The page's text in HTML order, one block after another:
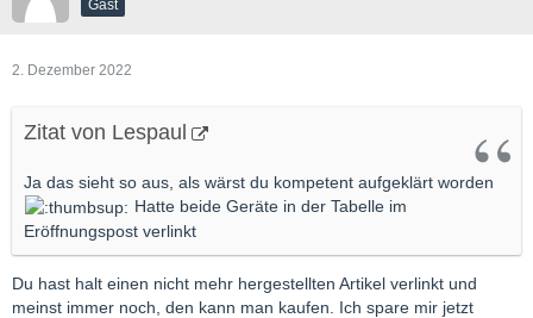
Gast
2. Dezember 2022
Zitat von Lespaul
Ja das sieht so aus, als wärst du kompetent aufgeklärt worden
Hatte beide Geräte in der Tabelle im
Eröffnungspost verlinkt
Du hast halt einen nicht mehr hergestellten Artikel verlinkt und
meinst immer noch, den kann man kaufen. Ich spare mir jetzt